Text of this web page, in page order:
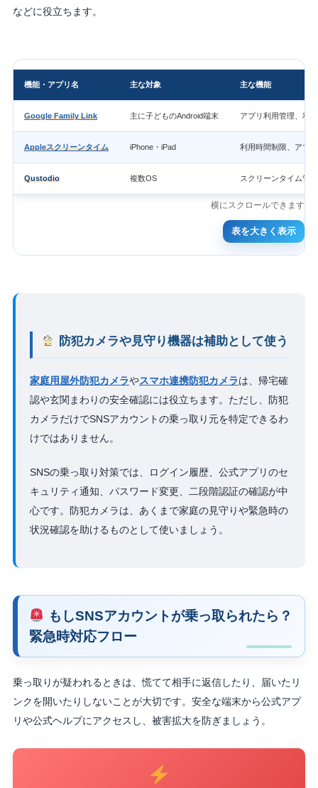
などに役立ちます。
機能・アプリ名 主な対象 主な機能
Google Family Link 主に子どものAndroid端末 アプリ利用管理、利
Appleスクリーンタイム iPhone・iPad 利用時間制限、アプ
Qustodio 複数OS スクリーンタイム管
表を大きく表示
防犯カメラや見守り機器は補助として使う
家庭用屋外防犯カメラやスマホ連携防犯カメラは、帰宅確
認や玄関まわりの安全確認には役立ちます。ただし、防犯
カメラだけでSNSアカウントの乗っ取り元を特定できるわ
けではありません。
SNSの乗っ取り対策では、ログイン履歴、公式アプリのセ
キュリティ通知、パスワード変更、二段階認証の確認が中
心です。防犯カメラは、あくまで家庭の見守りや緊急時の
状況確認を助けるものとして使いましょう。
もしSNSアカウントが乗っ取られたら？
緊急時対応フロー
乗っ取りが疑われるときは、慌てて相手に返信したり、届いたリ
ンクを開いたりしないことが大切です。安全な端末から公式アプ
リや公式ヘルプにアクセスし、被害拡大を防ぎましょう。